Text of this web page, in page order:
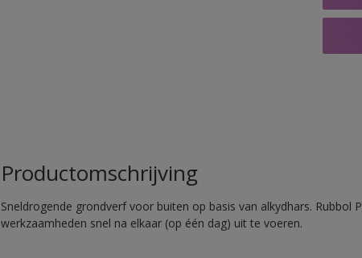
Productomschrijving
Sneldrogende grondverf voor buiten op basis van alkydhars. Rubbol
werkzaamheden snel na elkaar (op één dag) uit te voeren.